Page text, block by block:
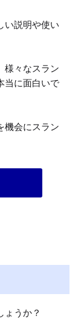
い説明や使い
様々なスラン
当に面白いで
機会にスラン
ょうか？